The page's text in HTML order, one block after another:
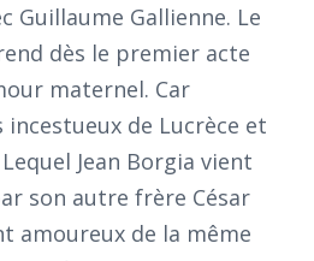
Guillaume Gallienne. Le
dès le premier acte
maternel. Car
incestueux de Lucrèce et
Jean Borgia vient
son autre frère César
amoureux de la même